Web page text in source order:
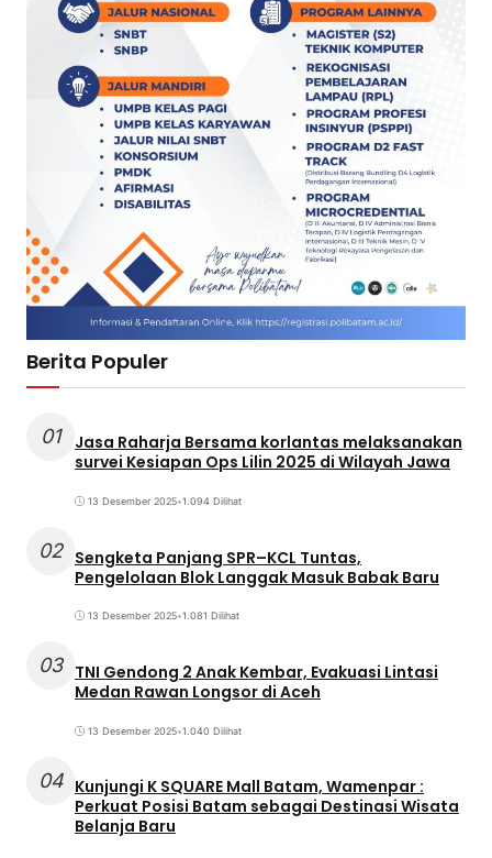
Berita Populer
01
Jasa Raharja Bersama korlantas melaksanakan
survei Kesiapan Ops Lilin 2025 di Wilayah Jawa
13 Desember 2025•1.094 Dilihat
02 Sengketa Panjang SPR–KCL Tuntas,
Pengelolaan Blok Langgak Masuk Babak Baru
13 Desember 2025•1.081 Dilihat
03 TNI Gendong 2 Anak Kembar, Evakuasi Lintasi
Medan Rawan Longsor di Aceh
13 Desember 2025•1.040 Dilihat
04 Kunjungi K SQUARE Mall Batam, Wamenpar :
Perkuat Posisi Batam sebagai Destinasi Wisata
Belanja Baru